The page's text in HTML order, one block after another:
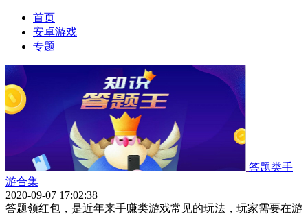
首页
安卓游戏
专题
答题类手
游合集
2020-09-07 17:02:38
答题领红包，是近年来手赚类游戏常见的玩法，玩家需要在游